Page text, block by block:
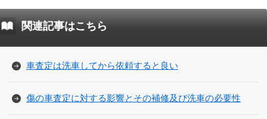
関連記事はこちら
車査定は洗車してから依頼すると良い
傷の車査定に対する影響とその補修及び洗車の必要性